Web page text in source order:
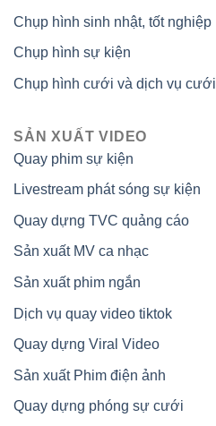
Chụp hình sinh nhật, tốt nghiệp
Chụp hình sự kiện
Chụp hình cưới và dịch vụ cưới
SẢN XUẤT VIDEO
Quay phim sự kiện
Livestream phát sóng sự kiện
Quay dựng TVC quảng cáo
Sản xuất MV ca nhạc
Sản xuất phim ngắn
Dịch vụ quay video tiktok
Quay dựng Viral Video
Sản xuất Phim điện ảnh
Quay dựng phóng sự cưới